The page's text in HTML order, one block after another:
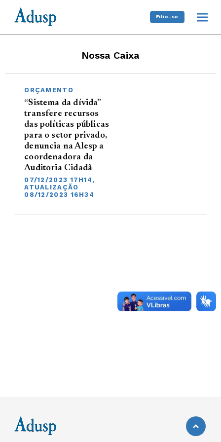
Filie-se
Nossa Caixa
ORÇAMENTO
“Sistema da dívida”
transfere recursos
das políticas públicas
para o setor privado,
denuncia na Alesp a
coordenadora da
Auditoria Cidadã
07/12/2023 17H14,
ATUALIZAÇÃO
08/12/2023 16H34